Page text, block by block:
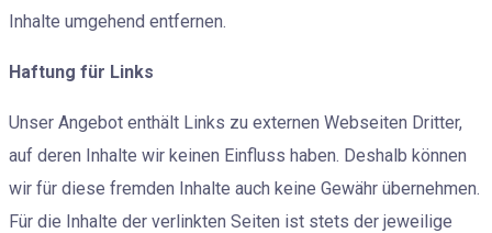
Inhalte umgehend entfernen.
Haftung für Links
Unser Angebot enthält Links zu externen Webseiten Dritter,
auf deren Inhalte wir keinen Einfluss haben. Deshalb können
wir für diese fremden Inhalte auch keine Gewähr übernehmen.
Für die Inhalte der verlinkten Seiten ist stets der jeweilige